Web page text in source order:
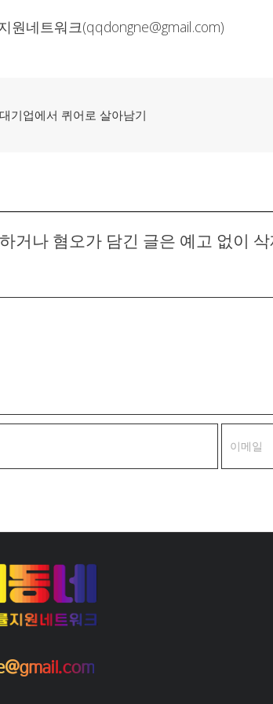
원네트워크(qqdongne@gmail.com)
이
대기업에서 퀴어로 살아남기
거나 혐오가 담긴 글은 예고 없이